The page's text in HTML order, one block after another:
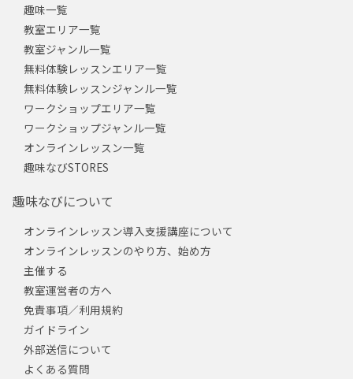
趣味一覧
教室エリア一覧
教室ジャンル一覧
無料体験レッスンエリア一覧
無料体験レッスンジャンル一覧
ワークショップエリア一覧
ワークショップジャンル一覧
オンラインレッスン一覧
趣味なびSTORES
趣味なびについて
オンラインレッスン導入支援講座について
オンラインレッスンのやり方、始め方
主催する
教室運営者の方へ
免責事項／利用規約
ガイドライン
外部送信について
よくある質問